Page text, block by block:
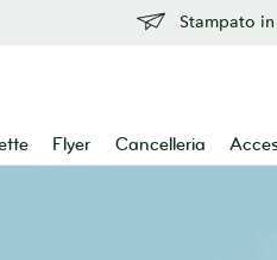
Stampato
Flyer Cancelleria